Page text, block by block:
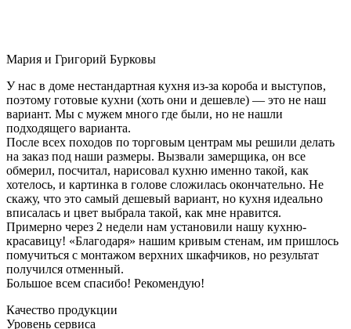
Мария и Григорий Бурковы
У нас в доме нестандартная кухня из-за короба и выступов,
поэтому готовые кухни (хоть они и дешевле) — это не наш
вариант. Мы с мужем много где были, но не нашли
подходящего варианта.
После всех походов по торговым центрам мы решили делать
на заказ под наши размеры. Вызвали замерщика, он все
обмерил, посчитал, нарисовал кухню именно такой, как
хотелось, и картинка в голове сложилась окончательно. Не
скажу, что это самый дешевый вариант, но кухня идеально
вписалась и цвет выбрала такой, как мне нравится.
Примерно через 2 недели нам установили нашу кухню-
красавицу! «Благодаря» нашим кривым стенам, им пришлось
помучиться с монтажом верхних шкафчиков, но результат
получился отменный.
Большое всем спасибо! Рекомендую!
Качество продукции
Уровень сервиса